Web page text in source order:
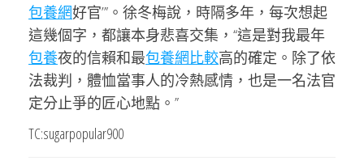
包養網好官’”。徐冬梅說，時隔多年，每次想起
這幾個字，都讓本身悲喜交集，“這是對我最年
包養夜的信賴和最包養網比較高的確定。除了依
法裁判，體恤當事人的冷熱感情，也是一名法官
定分止爭的匠心地點。”
TC:sugarpopular900